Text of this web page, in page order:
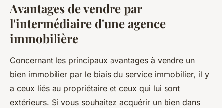
Avantages de vendre par
l'intermédiaire d'une agence
immobilière
Concernant les principaux avantages à vendre un
bien immobilier par le biais du service immobilier, il y
a ceux liés au propriétaire et ceux qui lui sont
extérieurs. Si vous souhaitez acquérir un bien dans